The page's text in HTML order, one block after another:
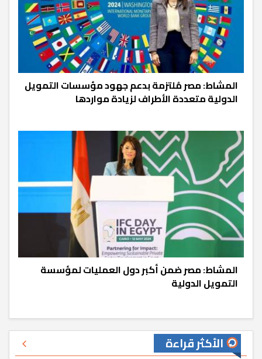
المشاط: مصر مُلتزمة بدعم جهود مؤسسات التمويل
الدولية متعددة الأطراف لزيادة مواردها
المشاط: مصر ضمن أكبر دول العمليات لمؤسسة
التمويل الدولية
الأكثر قراءة